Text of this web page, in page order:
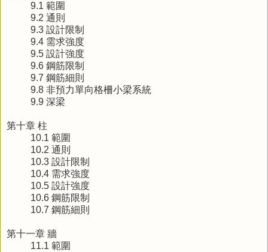
9.1 範圍
9.2 通則
9.3 設計限制
9.4 需求強度
9.5 設計強度
9.6 鋼筋限制
9.7 鋼筋細則
9.8 非預力單向格柵小梁系統
9.9 深梁
第十章 柱
10.1 範圍
10.2 通則
10.3 設計限制
10.4 需求強度
10.5 設計強度
10.6 鋼筋限制
10.7 鋼筋細則
第十一章 牆
11.1 範圍